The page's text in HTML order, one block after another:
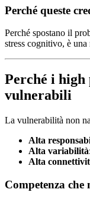
Perché queste
Perché spostano il
stress cognitivo, è
Perché i high
vulnerabili
La vulnerabilità non
Alta
Alta variabilità
Alta
Competenza che